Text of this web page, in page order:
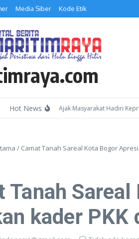
Media Siber Kode Etik
Hot News
Batam Ajak Masyarakat Hadiri Kepri
/ Camat Tanah Sareal Kota Bogor
Tanah
kader PKK